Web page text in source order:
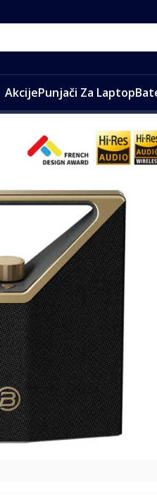
AkcijePunjači Za Laptop
zvucnik BUGANi Brief